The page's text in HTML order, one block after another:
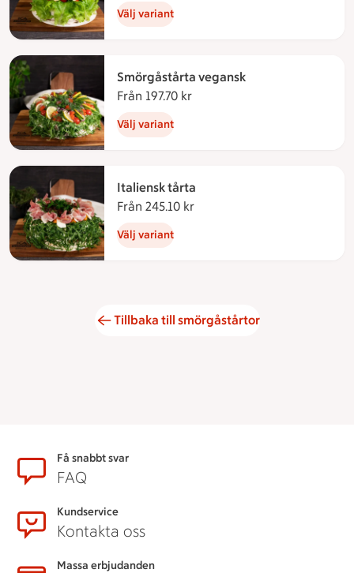
Välj variant
Smörgåstårta vegansk
Från 197.70 kr
Välj variant
Italiensk tårta
Från 245.10 kr
Välj variant
Tillbaka till smörgåstårtor
SidfotFå snabbt svar
FAQ
Kundservice
Kontakta oss
Massa erbjudanden